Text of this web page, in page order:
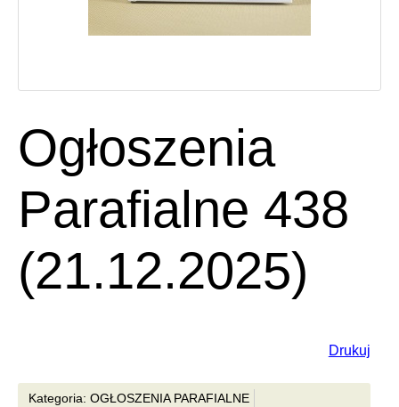
Ogłoszenia
Parafialne 438
(21.12.2025)
Drukuj
Kategoria: OGŁOSZENIA PARAFIALNE